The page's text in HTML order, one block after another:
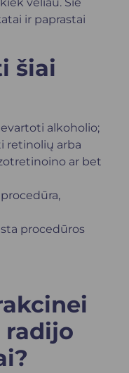
ir paprastai
šiai
alkoholio;
retinolių arba
ar bet
procedūros